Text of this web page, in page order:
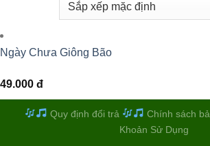
Ngày Chưa Giông Bão
49.000 đ
Quy định đổi trả Chính sách
Khoản Sử Dụng